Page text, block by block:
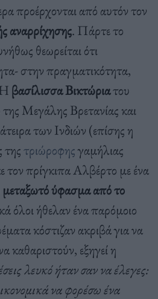
προέρχονται από αυτόν τον
αναρρίχησης. Πάρτε το
θεωρείται ότι
στην πραγματικότητα,
βασίλισσα Βικτώριατου
Μεγάλης Βρετανίας και
των Ινδιών (επίσης η
τηςτριώροφηςγαμήλιας
τον πρίγκιπα Αλβέρτο με ένα
μεταξωτό ύφασμα από το
όλοι ήθελαν ένα παρόμοιο
κόστιζαν ακριβά για να
καθαριστούν, εξηγεί η
λευκό ήταν σαν να έλεγες:
να φορέσω ένα